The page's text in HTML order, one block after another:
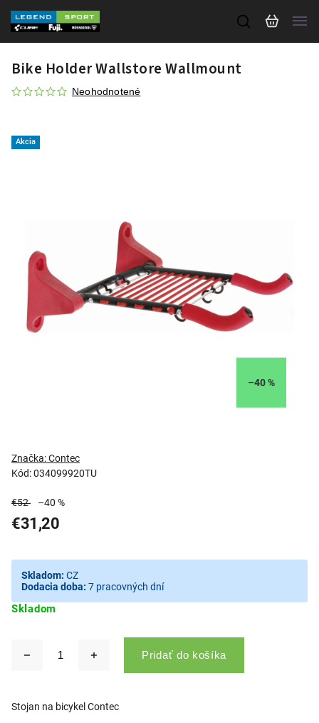
Bike Holder Wallstore Wallmount
Neohodnotené
Akcia
–40 %
Kód:034099920TU
Značka:Contec
€52 –40 %
€31,20
Skladom
Skladom: CZ
Dodacia doba: 7 pracovných dní
Pridať do košíka
Stojan na bicykel Contec